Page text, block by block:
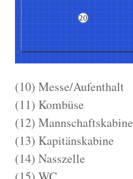
(10) Messe/Aufenthalt
(11) Kombüse
(12) Mannschaftskabine
(13) Kapitänskabine
(14) Nasszelle